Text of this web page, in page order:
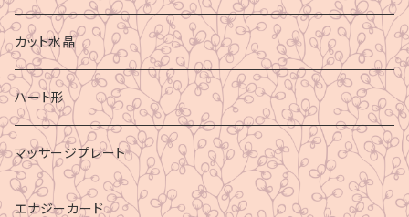
カット水晶
ハート形
マッサージプレート
エナジーカード